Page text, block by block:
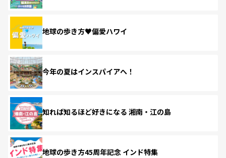
地球の歩き方♥偏愛ハワイ
今年の夏はインスパイアへ！
知れば知るほど好きになる 湘南・江の島
地球の歩き方45周年記念 インド特集